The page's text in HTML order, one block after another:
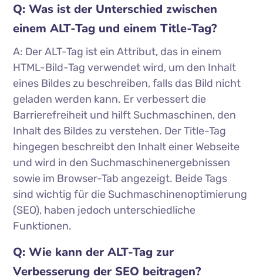
Q: Was ist der Unterschied zwischen
einem ALT-Tag und einem Title-Tag?
A: Der ALT-Tag ist ein Attribut, das in einem
HTML-Bild-Tag verwendet wird, um den Inhalt
eines Bildes zu beschreiben, falls das Bild nicht
geladen werden kann. Er verbessert die
Barrierefreiheit und hilft Suchmaschinen, den
Inhalt des Bildes zu verstehen. Der Title-Tag
hingegen beschreibt den Inhalt einer Webseite
und wird in den Suchmaschinenergebnissen
sowie im Browser-Tab angezeigt. Beide Tags
sind wichtig für die Suchmaschinenoptimierung
(SEO), haben jedoch unterschiedliche
Funktionen.
Q: Wie kann der ALT-Tag zur
Verbesserung der SEO beitragen?